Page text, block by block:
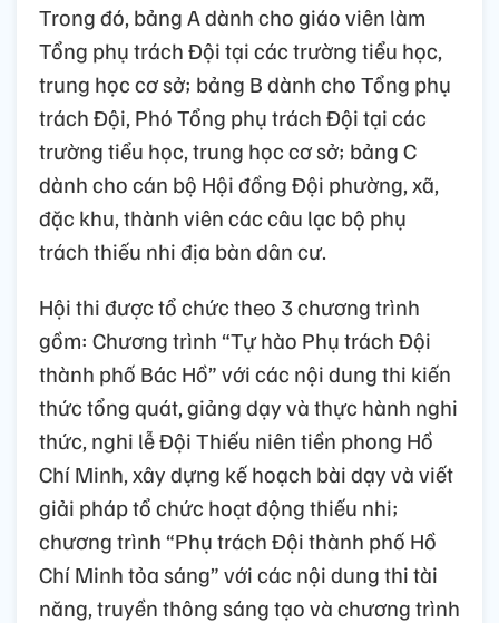
Trong đó, bảng A dành cho giáo viên làm
Tổng phụ trách Đội tại các trường tiểu học,
trung học cơ sở; bảng B dành cho Tổng phụ
trách Đội, Phó Tổng phụ trách Đội tại các
trường tiểu học, trung học cơ sở; bảng C
dành cho cán bộ Hội đồng Đội phường, xã,
đặc khu, thành viên các câu lạc bộ phụ
trách thiếu nhi địa bàn dân cư.
Hội thi được tổ chức theo 3 chương trình
gồm: Chương trình “Tự hào Phụ trách Đội
thành phố Bác Hồ” với các nội dung thi kiến
thức tổng quát, giảng dạy và thực hành nghi
thức, nghi lễ Đội Thiếu niên tiền phong Hồ
Chí Minh, xây dựng kế hoạch bài dạy và viết
giải pháp tổ chức hoạt động thiếu nhi;
chương trình “Phụ trách Đội thành phố Hồ
Chí Minh tỏa sáng” với các nội dung thi tài
năng, truyền thông sáng tạo và chương trình